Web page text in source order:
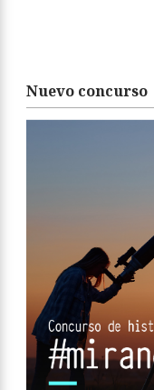
Nuevo concurso